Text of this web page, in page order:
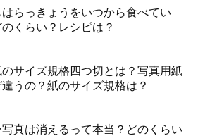
らっきょうをいつから食べてい
くらい？レシピは？
サイズ規格四つ切とは？写真用紙
違うの？紙のサイズ規格は？
写真は消えるって本当？どのくらい